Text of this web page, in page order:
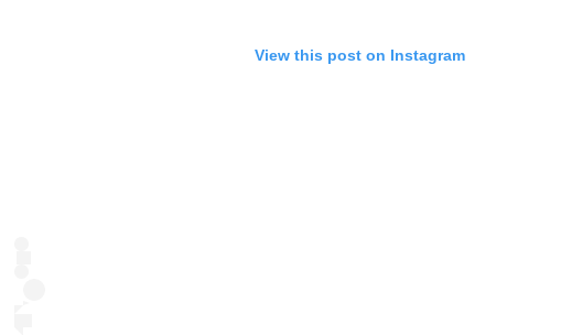
View this post on Instagram